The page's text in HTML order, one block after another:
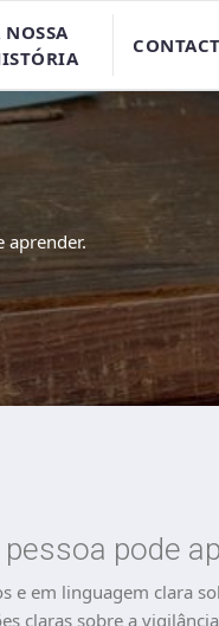
NOSSA
aprender.
pode
e em linguagem clara
claras sobre a